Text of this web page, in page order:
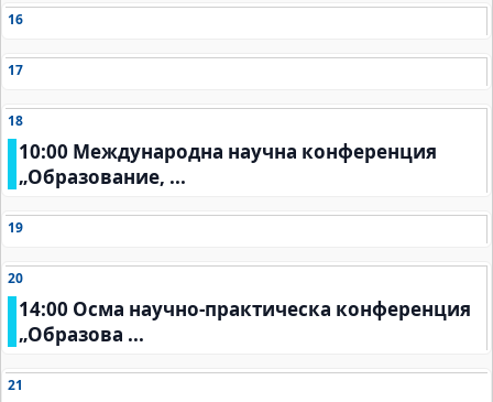
16
17
18
10:00 Международна научна конференция
„Образование, ...
19
20
14:00 Осма научно-практическа конференция
„Образова ...
21